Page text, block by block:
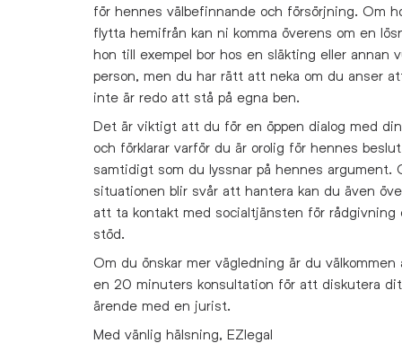
för hennes välbefinnande och försörjning. Om
flytta hemifrån kan ni komma överens om en
hon till exempel bor hos en släkting eller annan
person, men du har rätt att neka om du anser
inte är redo att stå på egna ben.
Det är viktigt att du för en öppen dialog med
och förklarar varför du är orolig för hennes
samtidigt som du lyssnar på hennes argument.
situationen blir svår att hantera kan du även
att ta kontakt med socialtjänsten för rådgivning
stöd.
Om du önskar mer vägledning är du välkommen
en 20 minuters konsultation för att diskutera
ärende med en jurist.
Med vänlig hälsning, EZlegal